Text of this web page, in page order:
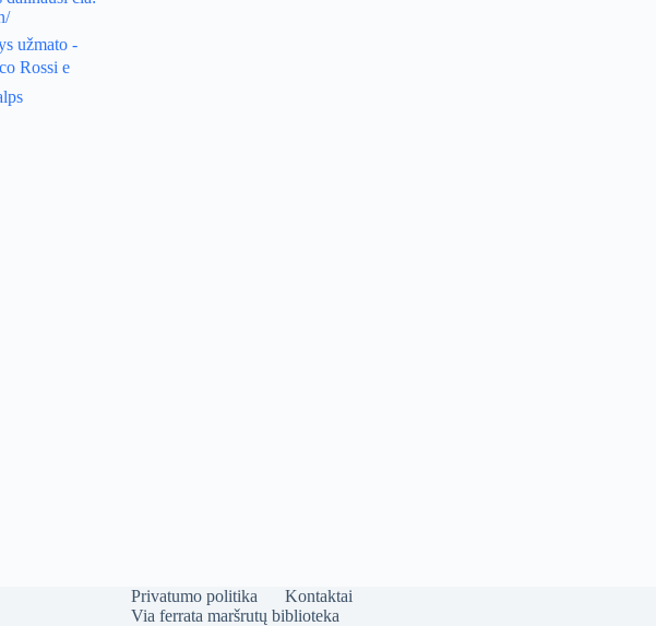
Privatumo politika
Kontaktai
Via ferrata maršrutų biblioteka